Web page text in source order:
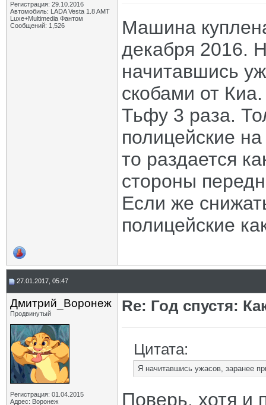
Регистрация: 29.10.2016
Автомобиль: LADA Vesta 1.8 AMT
Luxe+Multimedia Фантом
Сообщений: 1,526
Машина
декабря 2016.
начитавшись
скобами от
Тьфу 3 раза.
полицейские
то раздается
стороны
Если же
полицейские
27.01.2017, 05:47
Дмитрий_Воронеж
Продвинутый
Регистрация: 01.04.2015
Адрес: Воронеж
Re: Год спустя:
Цитата:
Я начитавшись ужасов, заранее
Поверь, хотя и